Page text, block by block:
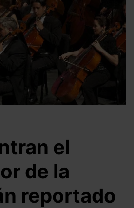
el
de la
reportado